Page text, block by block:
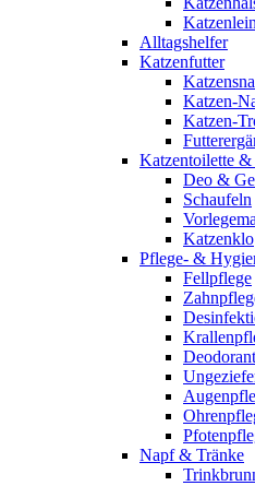
Alltagshelfer
Katzenfutter
Katzen-
Katzen-
Katzentoilette
Deo &
Schaufeln
Katzenklo
Pflege- &
Fellpflege
Deodorant
Napf & Tränke